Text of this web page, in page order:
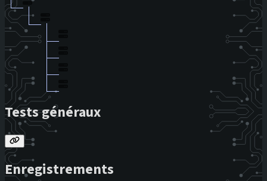
Tests généraux
Enregistrements